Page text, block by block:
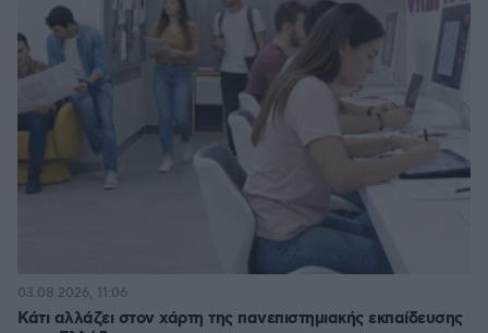
Κάτι αλλάζει στον χάρτη της πανεπιστημιακής εκπαίδευσης
03.08.2026, 11:06